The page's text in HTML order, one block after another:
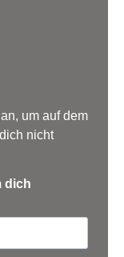
um auf dem
nicht
dich